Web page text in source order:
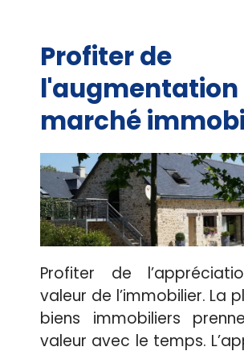
Profiter de
l'augmentation
marché
Profiter de
valeur de l’immobilier. La
biens immobiliers
valeur avec le temps.